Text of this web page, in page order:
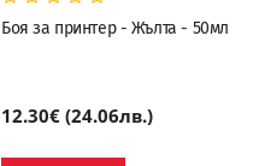
Боя за принтер - Жълта - 50мл
12.30€ (24.06лв.)